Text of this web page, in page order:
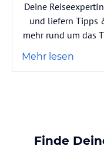
Deine
und liefern Tipps
mehr rund um das
Mehr lesen
Finde